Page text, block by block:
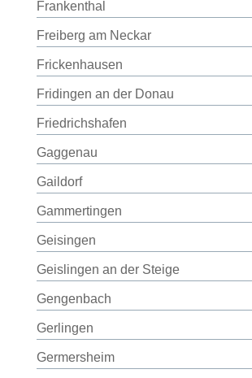
Frankenthal
Freiberg am Neckar
Frickenhausen
Fridingen an der Donau
Friedrichshafen
Gaggenau
Gaildorf
Gammertingen
Geisingen
Geislingen an der Steige
Gengenbach
Gerlingen
Germersheim